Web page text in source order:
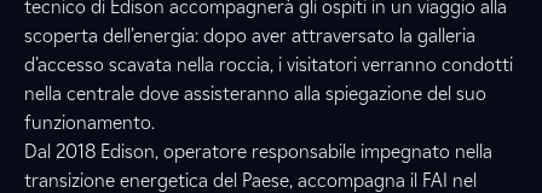
tecnico di Edison accompagnerà gli ospiti in un viaggio alla
scoperta dell’energia: dopo aver attraversato la galleria
d’accesso scavata nella roccia, i visitatori verranno condotti
nella centrale dove assisteranno alla spiegazione del suo
funzionamento.
Dal 2018 Edison, operatore responsabile impegnato nella
transizione energetica del Paese, accompagna il FAI nel